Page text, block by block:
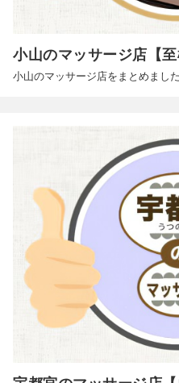
小山のマッサージ店【
小山のマッサージ店をまとめまし